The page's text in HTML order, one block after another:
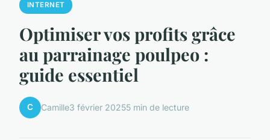
INTERNET
Optimiser vos profits grâce
au parrainage poulpeo :
guide essentiel
C Camille3 février 20255 min de lecture